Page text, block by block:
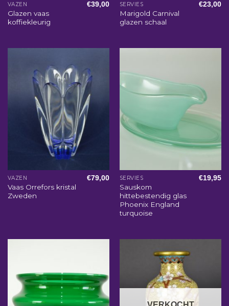
VAZEN
Glazen vaas
koffiekleurig
€39,00 SERVIES
Marigold Carnival
glazen schaal
€23,00
VAZEN
Vaas Orrefors kristal
Zweden
€79,00 SERVIES
Sauskom
hittebestendig glas
Phoenix England
turquoise
€19,95